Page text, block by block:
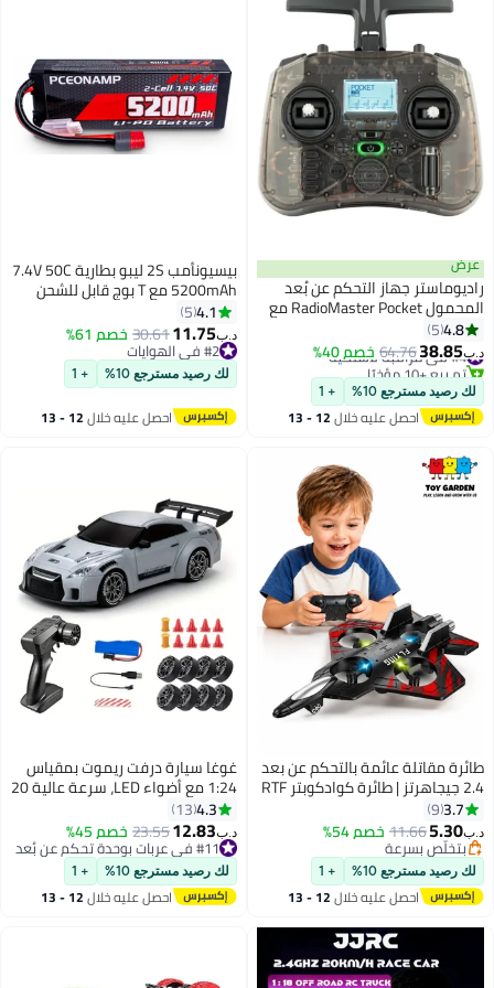
عرض
راديوماستر جهاز التحكم عن بُعد
المحمول RadioMaster Pocket مع
(فحمي، ELRS)
4.8
5
د.ب‏38.85
64.76خصم 40% #4 في مراقبة لاسلكية
تم بيع +10 مؤخرًا
#4 في مراقبة لاسلكية
لك رصيد مسترجع 10% + 1
احصل عليه خلال 12 - 13
بيسيونأمب 2S ليبو بطارية 7.4V 50C
5200mAh مع T بوج قابل للشحن
عالية القدرة RC السيارات بطارية
الحالة الصلبة مناسبة لشاحنات
سيارات RC 1/8 1/10 عالية السرعة
RC السيارات
4.1
5
د.ب‏11.75
30.61خصم 61%
#2 في الهوايات
#2 في الهوايات
لك رصيد مسترجع 10% + 1
احصل عليه خلال 12 - 13
طائرة مقاتلة عائمة بالتحكم عن بعد
2.4 جيجاهرتز | طائرة كوادكوبتر RTF
برمائية للماء والجو والبر | طائرة
حركات بهلوانية سريعة مع
جيروسكوب 6 محاور | طائرة بدون
طيار متينة من فوم EPP لجميع
التضاريس
3.7
9
د.ب‏5.30
11.66خصم 54%
بتخلّص بسرعة
بتخلّص بسرعة
لك رصيد مسترجع 10% + 1
احصل عليه خلال 12 - 13
غوغا سيارة درفت ريموت بمقياس
1:24 مع أضواء LED، سرعة عالية 20
بتقنية 2.4 جيجا هرتز، مثالية لهواة
سيارات ريموت كنترول للكبار
والأطفال.
4.3
13
د.ب‏12.83
23.55خصم 45%
#11 في عربات بوحدة تحكم عن بُعد
#11 في عربات بوحدة تحكم عن بُعد
لك رصيد مسترجع 10% + 1
احصل عليه خلال 12 - 13